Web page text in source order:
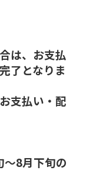
は、お支払
了となりま
支払い・配
8月下旬の